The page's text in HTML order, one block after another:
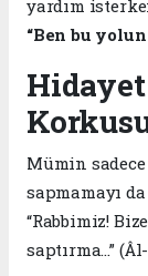
yardım
“Ben bu
Mümin
sapmamayı
“Rabbimiz!
saptırma…”